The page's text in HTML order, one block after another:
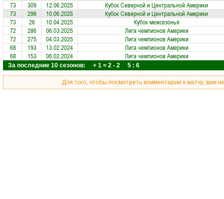
73 309 12.06.2025
Кубок Северной и Центральной Америки
73
296 10.06.2025
Кубок Северной и Центральной Америки
73
26 10.04.2025
Кубок межсезонья
72
286 06.03.2025
Лига чемпионов Америки
72
275 04.03.2025
Лига чемпионов Америки
68
193 13.02.2024
Лига чемпионов Америки
68
153 06.02.2024 Лига чемпионов Америки
За последние 10 сезонов: + 1 = 2 - 2 5 : 6
Для того, чтобы посмотреть комментарии к матчу, вам